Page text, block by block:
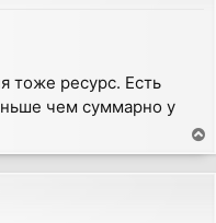
тоже ресурс. Есть
чем суммарно у
o
p